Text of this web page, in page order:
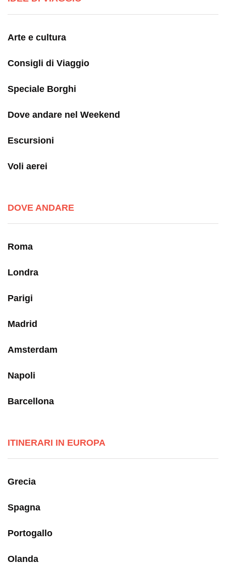
Arte e cultura
Consigli di Viaggio
Speciale Borghi
Dove andare nel Weekend
Escursioni
Voli aerei
DOVE ANDARE
Roma
Londra
Parigi
Madrid
Amsterdam
Napoli
Barcellona
ITINERARI IN EUROPA
Grecia
Spagna
Portogallo
Olanda